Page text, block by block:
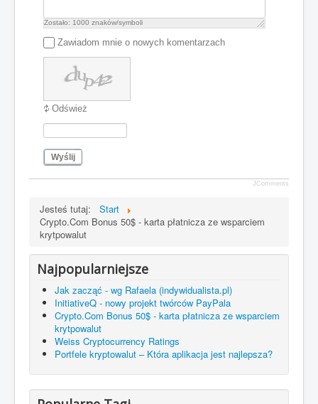
Zostało: 1000 znaków/symboli
Zawiadom mnie o nowych komentarzach
Odśwież
Wyślij
JComments
Jesteś tutaj:
Start
Crypto.Com Bonus 50$ - karta płatnicza ze wsparciem
krytpowalut
Najpopularniejsze
Jak zacząć - wg Rafaela (indywidualista.pl)
InitiativeQ - nowy projekt twórców PayPala
Crypto.Com Bonus 50$ - karta płatnicza ze wsparciem
krytpowalut
Weiss Cryptocurrency Ratings
Portfele kryptowalut – Która aplikacja jest najlepsza?